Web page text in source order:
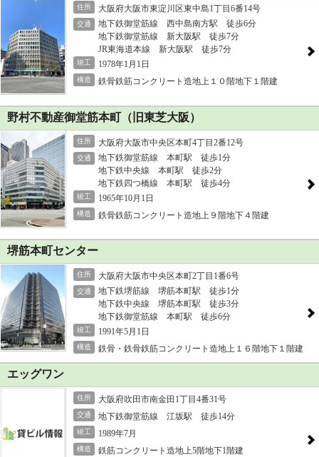
住所 大阪府大阪市東淀川区東中島1丁目6番14号
交通
地下鉄御堂筋線 西中島南方駅 徒歩6分
地下鉄御堂筋線 新大阪駅 徒歩7分
JR東海道本線 新大阪駅 徒歩7分
竣工 1978年1月1日
構造 鉄骨鉄筋コンクリート造地上１０階地下１階建
野村不動産御堂筋本町（旧東芝大阪）
住所 大阪府大阪市中央区本町4丁目2番12号
交通
地下鉄御堂筋線 本町駅 徒歩1分
地下鉄中央線 本町駅 徒歩2分
地下鉄四つ橋線 本町駅 徒歩4分
竣工 1965年10月1日
構造 鉄骨鉄筋コンクリート造地上９階地下４階建
堺筋本町センター
住所 大阪府大阪市中央区本町2丁目1番6号
交通
地下鉄堺筋線 堺筋本町駅 徒歩1分
地下鉄中央線 堺筋本町駅 徒歩3分
地下鉄御堂筋線 本町駅 徒歩6分
竣工 1991年5月1日
構造 鉄骨・鉄骨鉄筋コンクリート造地上１６階地下１階建
エッグワン
住所 大阪府吹田市南金田1丁目4番31号
交通 地下鉄御堂筋線 江坂駅 徒歩14分
竣工 1989年7月
構造 鉄筋コンクリート造地上5階地下1階建